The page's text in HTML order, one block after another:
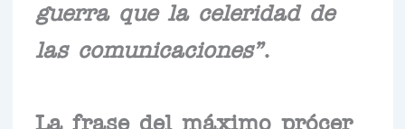
guerra que la celeridad de
las comunicaciones”.
La frase del máximo prócer